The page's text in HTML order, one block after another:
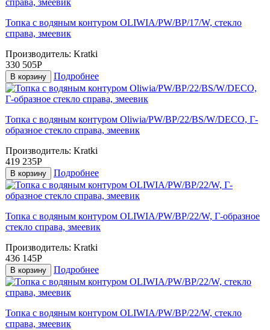
Топка с водяным контуром OLIWIA/PW/BP/17/W, стекло
справа, змеевик
Производитель: Kratki
330 505Р
В корзину Подробнее
Топка с водяным контуром Oliwia/PW/BP/22/BS/W/DECO, Г-
образное стекло справа, змеевик
Производитель: Kratki
419 235Р
В корзину Подробнее
Топка с водяным контуром OLIWIA/PW/BP/22/W, Г-образное
стекло справа, змеевик
Производитель: Kratki
436 145Р
В корзину Подробнее
Топка с водяным контуром OLIWIA/PW/BP/22/W, стекло
справа, змеевик